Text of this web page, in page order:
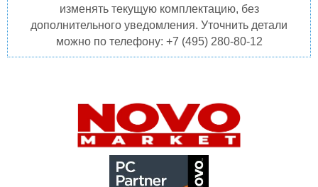
изменять текущую комплектацию, без
дополнительного уведомления. Уточнить детали
можно по телефону: +7 (495) 280-80-12